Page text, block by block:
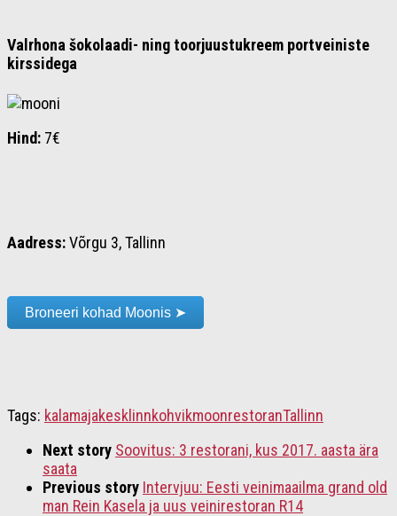
Valrhona šokolaadi- ning toorjuustukreem portveiniste
kirssidega
Hind: 7€
Aadress:Võrgu 3, Tallinn
Broneeri kohad Moonis ➤
Tags: kalamajakesklinnkohvikmoonrestoranTallinn
Next story Soovitus: 3 restorani, kus 2017. aasta ära
saata
Previous story Intervjuu: Eesti veinimaailma grand old
man Rein Kasela ja uus veinirestoran R14